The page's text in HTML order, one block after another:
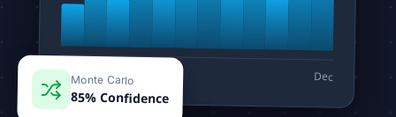
Jan Dec
Monte Carlo
85% Confidence